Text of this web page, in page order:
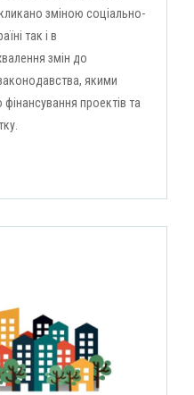
зміною соціально-
так і в
змін до
якими
проектів та